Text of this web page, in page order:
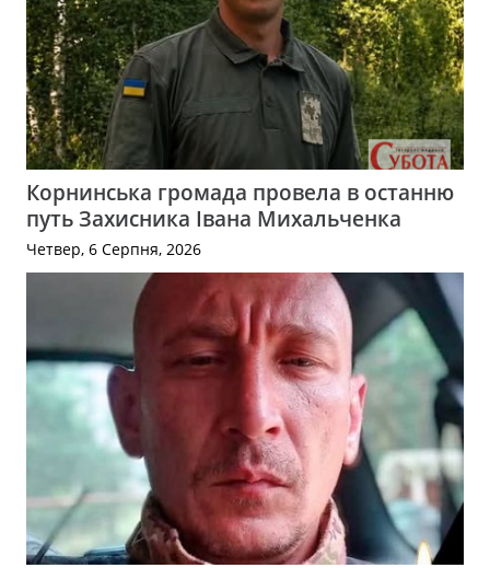
Корнинська громада провела в останню
путь Захисника Івана Михальченка
Четвер, 6 Серпня, 2026